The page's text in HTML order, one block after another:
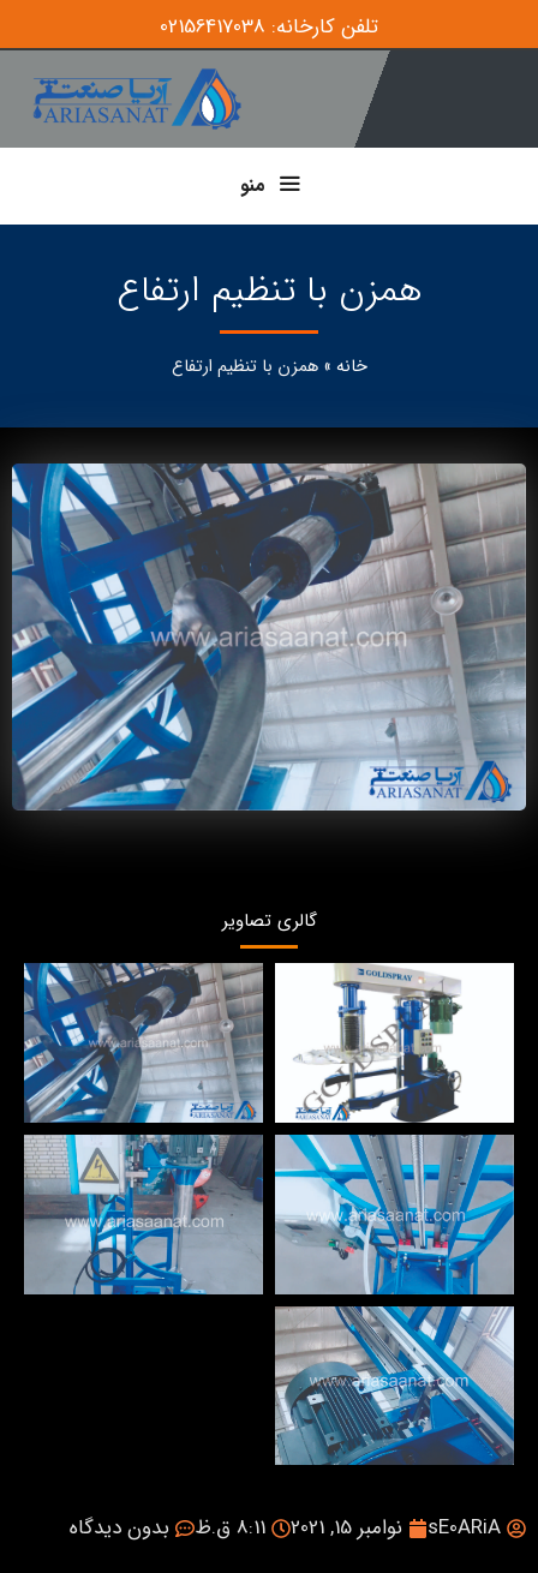
تلفن کارخانه: 02156417038
منو
همزن با تنظیم ارتفاع
خانه »همزن با تنظیم ارتفاع
گالری تصاویر
sE0ARiA نوامبر 15, 2021 8:11 ق.ظ بدون دیدگاه